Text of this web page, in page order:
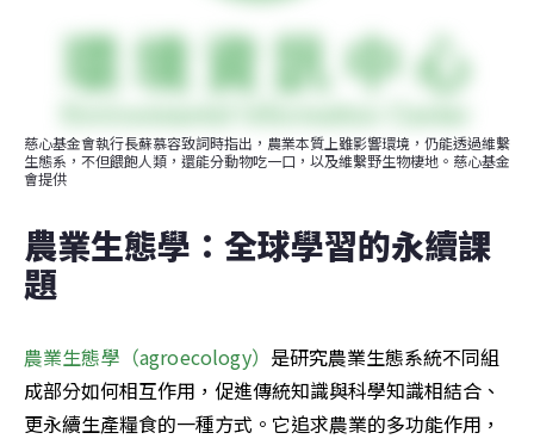
慈心基金會執行長蘇慕容致詞時指出，農業本質上雖影響環境，仍能透過維繫
生態系，不但餵飽人類，還能分動物吃一口，以及維繫野生物棲地。慈心基金
會提供
農業生態學：全球學習的永續課
題
農業生態學（agroecology） 是研究農業生態系統不同組
成部分如何相互作用，促進傳統知識與科學知識相結合、
更永續生產糧食的一種方式。它追求農業的多功能作用，